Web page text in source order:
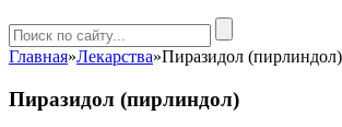
Главная»Лекарства»Пиразидол (пирлиндол)
Пиразидол (пирлиндол)